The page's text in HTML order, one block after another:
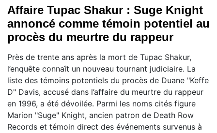
Affaire Tupac Shakur : Suge Knight
annoncé comme témoin potentiel au
procès du meurtre du rappeur
Près de trente ans après la mort de Tupac Shakur,
l’enquête connaît un nouveau tournant judiciaire. La
liste des témoins potentiels du procès de Duane "Keffe
D" Davis, accusé dans l’affaire du meurtre du rappeur
en 1996, a été dévoilée. Parmi les noms cités figure
Marion "Suge" Knight, ancien patron de Death Row
Records et témoin direct des événements survenus à